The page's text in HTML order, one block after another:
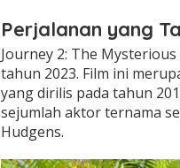
Perjalanan yang
Journey 2: The
tahun 2023. Film ini
yang dirilis pada tahun
sejumlah aktor ternama
Hudgens.